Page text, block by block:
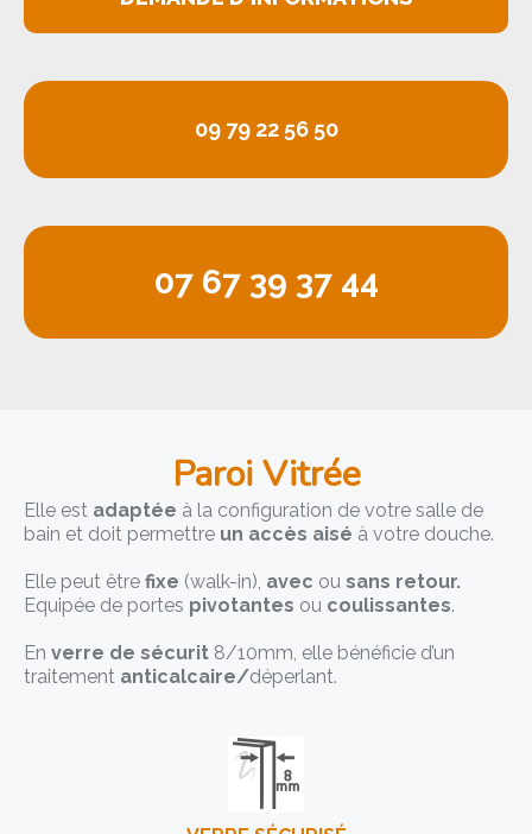
09 79 22 56 50
07 67 39 37 44
Paroi Vitrée
Elle est adaptée à la configuration de votre salle de
bain et doit permettre un accès aisé à votre douche.
Elle peut être fixe (walk-in), avec ou sans retour.
Equipée de portes pivotantes ou coulissantes.
En verre de sécurit 8/10mm, elle bénéficie d’un
traitement anticalcaire/déperlant.